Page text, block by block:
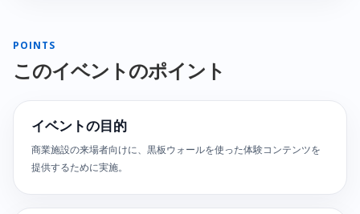
POINTS
このイベントのポイント
イベントの目的
商業施設の来場者向けに、黒板ウォールを使った体験コンテンツを
提供するために実施。